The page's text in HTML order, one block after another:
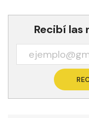
Recibí las